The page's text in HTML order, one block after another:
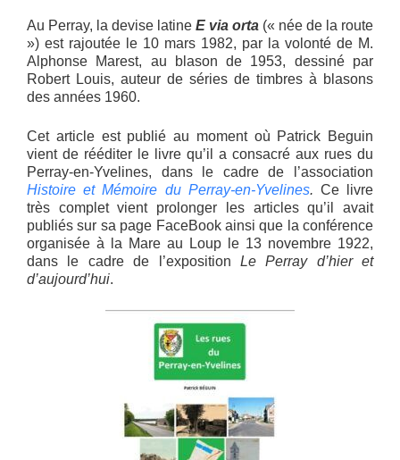
Au Perray, la devise latine E via orta (« née de la route
») est rajoutée le 10 mars 1982, par la volonté de M.
Alphonse Marest, au blason de 1953, dessiné par
Robert Louis, auteur de séries de timbres à blasons
des années 1960.
Cet article est publié au moment où Patrick Beguin
vient de rééditer le livre qu’il a consacré aux rues du
Perray-en-Yvelines, dans le cadre de l’association
Histoire et Mémoire du Perray-en-Yvelines. Ce livre
très complet vient prolonger les articles qu’il avait
publiés sur sa page FaceBook ainsi que la conférence
organisée à la Mare au Loup le 13 novembre 1922,
dans le cadre de l’exposition Le Perray d’hier et
d’aujourd’hui.